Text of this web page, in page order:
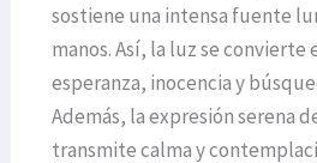
sostiene una intensa fuente
manos. Así, la luz se convierte
esperanza, inocencia y
Además, la expresión serena
transmite calma y